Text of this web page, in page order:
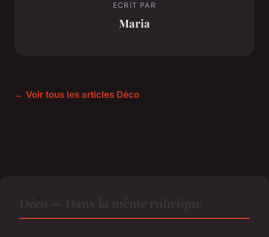
ECRIT PAR
Maria
← Voir tous les articles Déco